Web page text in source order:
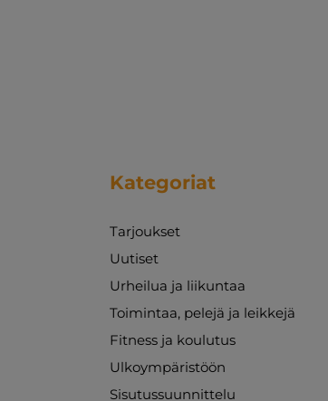
Kategoriat
Tarjoukset
Uutiset
Urheilua ja liikuntaa
Toimintaa, pelejä ja leikkejä
Fitness ja koulutus
Ulkoympäristöön
Sisutussuunnittelu